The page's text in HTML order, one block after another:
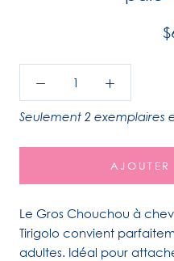
Seulement 2 exemplaires
Le Gros Chouchou à
Tirigolo convient
adultes. Idéal pour